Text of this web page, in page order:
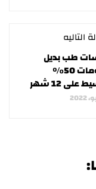
التاليه
طب بديل
بخصومات 50%
12 شهر